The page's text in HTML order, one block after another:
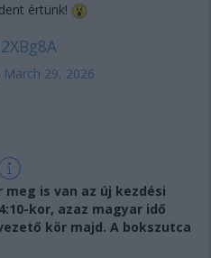
értünk!
March 29, 2026
is van az új kezdési
kor, azaz magyar idő
kör majd. A bokszutca